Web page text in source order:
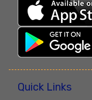
Quick Links